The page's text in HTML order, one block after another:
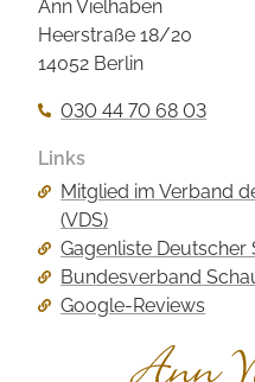
Ann Vielhaben
Heerstraße 18/20
14052 Berlin
030 44 70 68 03
Links
Navigation
überspringen
Mitglied im Verband
(VDS)
Gagenliste Deutscher
Bundesverband
Google-Reviews